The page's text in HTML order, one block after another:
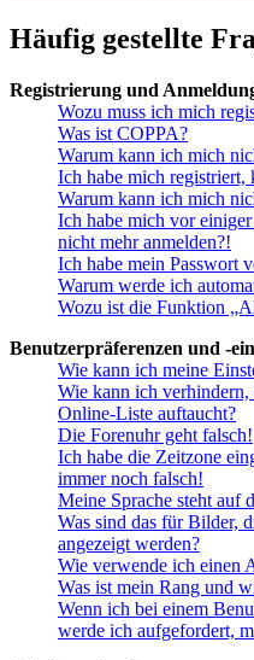
Häufig gestellte
Registrierung und
Wozu muss ich mich
Was ist COPPA?
Warum kann ich mich
Ich habe mich registriert,
Warum kann ich mich
Ich habe mich vor
nicht mehr anmelden?!
Ich habe mein Passwort
Warum werde ich
Wozu ist die Funktion
Benutzerpräferenzen und -
Wie kann ich meine
Wie kann ich verhindern,
Online-Liste auftaucht?
Die Forenuhr geht falsch!
Ich habe die Zeitzone
immer noch falsch!
Meine Sprache steht auf
Was sind das für Bilder,
angezeigt werden?
Wie verwende ich einen
Was ist mein Rang und
Wenn ich bei einem
werde ich aufgefordert,